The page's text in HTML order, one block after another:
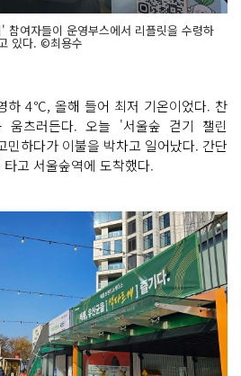
참여자들이 운영부스에서 리플릿을 수령하
있다. ©최용수
하 4℃, 올해 들어 최저 기온이었다. 찬
움츠러든다. 오늘 '서울숲 걷기 챌린
민하다가 이불을 박차고 일어났다. 간단
고 서울숲역에 도착했다.